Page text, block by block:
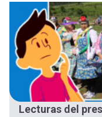
Lecturas del